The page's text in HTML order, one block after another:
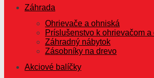
Záhrada
Ohrievače a ohniská
Príslušenstvo k ohrievačom a
Záhradný nábytok
Zásobníky na drevo
Akciové balíčky